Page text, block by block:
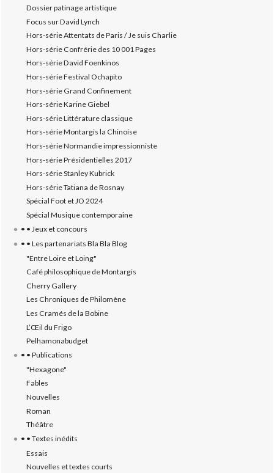
Dossier patinage artistique
Focus sur David Lynch
Hors-série Attentats de Paris / Je suis Charlie
Hors-série Confrérie des 10 001 Pages
Hors-série David Foenkinos
Hors-série Festival Ochapito
Hors-série Grand Confinement
Hors-série Karine Giebel
Hors-série Littérature classique
Hors-série Montargis la Chinoise
Hors-série Normandie impressionniste
Hors-série Présidentielles 2017
Hors-série Stanley Kubrick
Hors-série Tatiana de Rosnay
Spécial Foot et JO 2024
Spécial Musique contemporaine
• • Jeux et concours
• • Les partenariats Bla Bla Blog
"Entre Loire et Loing"
Café philosophique de Montargis
Cherry Gallery
Les Chroniques de Philomène
Les Cramés de la Bobine
L’‎Œil du Frigo
Pelhamonabudget
• • Publications
"Hexagone"
Fables
Nouvelles
Roman
Théâtre
• • Textes inédits
Essais
Nouvelles et textes courts